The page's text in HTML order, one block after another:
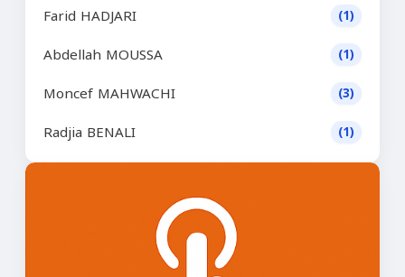
Farid HADJARI (1)
Abdellah MOUSSA (1)
Moncef MAHWACHI (3)
Radjia BENALI (1)